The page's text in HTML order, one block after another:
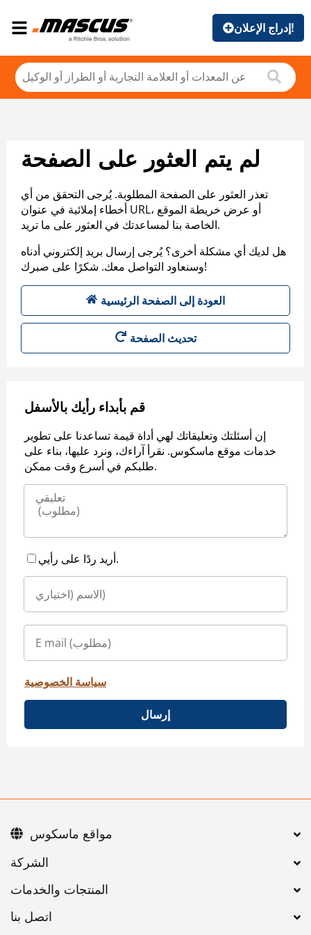
إدراج الإعلان!
لم يتم العثور على الصفحة
تعذر العثور على الصفحة المطلوبة. يُرجى التحقق من أي
أخطاء إملائية في عنوان URL، أو عرض خريطة الموقع
الخاصة بنا لمساعدتك في العثور على ما تريد.
هل لديك أي مشكلة أخرى؟ يُرجى إرسال بريد إلكتروني أدناه
وسنعاود التواصل معك. شكرًا على صبرك!
العودة إلى الصفحة الرئيسية
تحديث الصفحة
قم بأبداء رأيك بالأسفل
إن أسئلتك وتعليقاتك لهي أداة قيمة تساعدنا على تطوير
خدمات موقع ماسكوس. نقرأ آراءك، ونرد عليها، بناء على
طلبكم في أسرع وقت ممكن.
أريد ردًا على رأيي.
سياسة الخصوصية
إرسال
اتصل بنا
مواقع ماسكوس